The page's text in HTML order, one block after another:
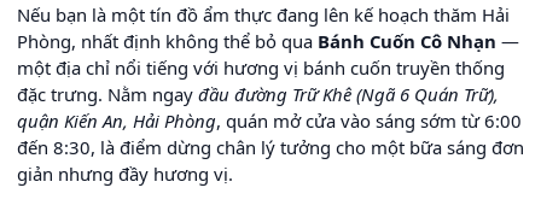
Nếu bạn là một tín đồ ẩm thực đang lên kế hoạch thăm Hải
Phòng, nhất định không thể bỏ qua Bánh Cuốn Cô Nhạn —
một địa chỉ nổi tiếng với hương vị bánh cuốn truyền thống
đặc trưng. Nằm ngay đầu đường Trữ Khê (Ngã 6 Quán Trữ),
quận Kiến An, Hải Phòng, quán mở cửa vào sáng sớm từ 6:00
đến 8:30, là điểm dừng chân lý tưởng cho một bữa sáng đơn
giản nhưng đầy hương vị.